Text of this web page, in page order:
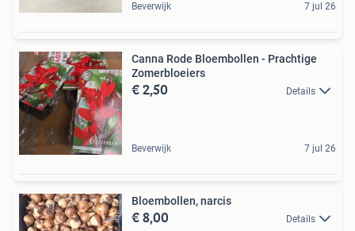
Beverwijk 7 jul 26
Canna Rode Bloembollen - Prachtige
Zomerbloeiers
€ 2,50 Details
Beverwijk 7 jul 26
Bloembollen, narcis
€ 8,00 Details